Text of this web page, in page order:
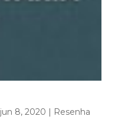
jun 8, 2020 | Resenha